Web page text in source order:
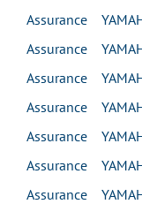
Assurance
Assurance
Assurance
Assurance
Assurance
Assurance
Assurance